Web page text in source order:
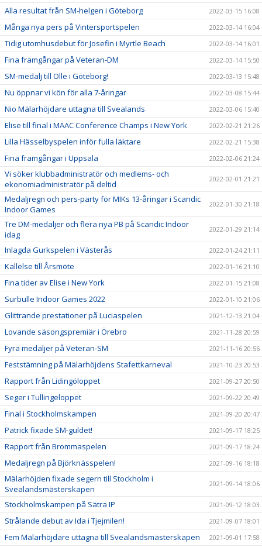
Alla resultat från SM-helgen i Göteborg 2022-03-15 16:08
Många nya pers på Vintersportspelen 2022-03-14 16:04
Tidig utomhusdebut för Josefin i Myrtle Beach 2022-03-14 16:01
Fina framgångar på Veteran-DM 2022-03-14 15:50
SM-medalj till Olle i Göteborg! 2022-03-13 15:48
Nu öppnar vi kön för alla 7-åringar 2022-03-08 15:44
Nio Mälarhöjdare uttagna till Svealands 2022-03-06 15:40
Elise till final i MAAC Conference Champs i New York 2022-02-21 21:26
Lilla Hässelbyspelen inför fulla läktare 2022-02-21 15:38
Fina framgångar i Uppsala 2022-02-06 21:24
Vi söker klubbadministratör och medlems- och
ekonomiadministratör på deltid
2022-02-01 21:21
Medaljregn och pers-party för MIKs 13-åringar i Scandic
Indoor Games
2022-01-30 21:18
Tre DM-medaljer och flera nya PB på Scandic Indoor
idag
2022-01-29 21:14
Inlagda Gurkspelen i Västerås 2022-01-24 21:11
Kallelse till Årsmöte 2022-01-16 21:10
Fina tider av Elise i New York 2022-01-15 21:08
Surbulle Indoor Games 2022 2022-01-10 21:06
Glittrande prestationer på Luciaspelen 2021-12-13 21:04
Lovande säsongspremiär i Örebro 2021-11-28 20:59
Fyra medaljer på Veteran-SM 2021-11-16 20:56
Feststämning på Mälarhöjdens Stafettkarneval 2021-10-23 20:53
Rapport från Lidingöloppet 2021-09-27 20:50
Seger i Tullingeloppet 2021-09-22 20:49
Final i Stockholmskampen 2021-09-20 20:47
Patrick fixade SM-guldet! 2021-09-17 18:25
Rapport från Brommaspelen 2021-09-17 18:24
Medaljregn på Björknässpelen! 2021-09-16 18:18
Mälarhöjden fixade segern till Stockholm i
Svealandsmästerskapen
2021-09-14 18:06
Stockholmskampen på Sätra IP 2021-09-12 18:03
Strålande debut av Ida i Tjejmilen! 2021-09-07 18:01
Fem Mälarhöjdare uttagna till Svealandsmästerskapen 2021-09-01 17:58